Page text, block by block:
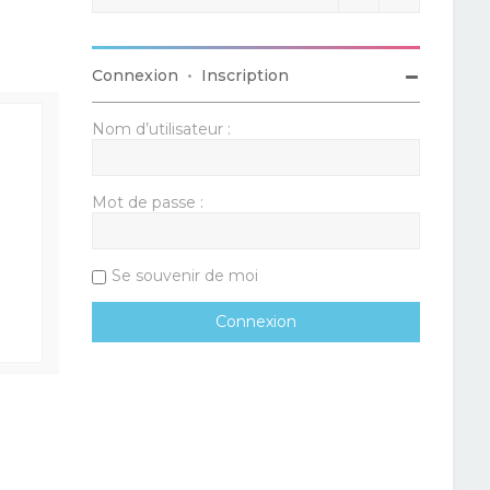
Connexion • Inscription
Nom d’utilisateur :
Mot de passe :
Se souvenir de moi